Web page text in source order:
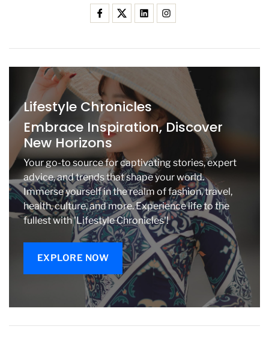
Lifestyle Chronicles
Embrace Inspiration, Discover
New Horizons
Your go-to source for captivating stories, expert
advice, and trends that shape your world.
Immerse yourself in the realm of fashion, travel,
health, culture, and more. Experience life to the
fullest with 'Lifestyle Chronicles'!
EXPLORE NOW